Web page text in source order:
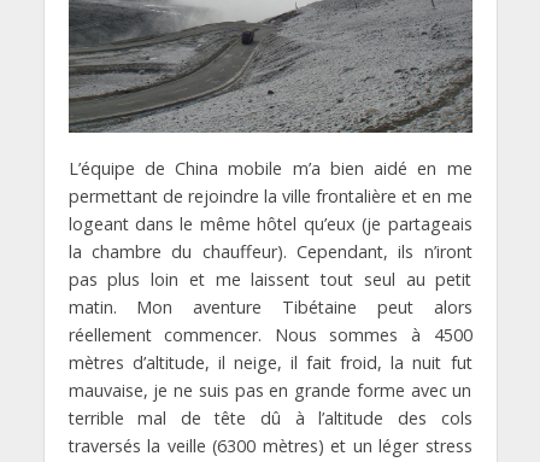
L’équipe de China mobile m’a bien aidé en me
permettant de rejoindre la ville frontalière et en me
logeant dans le même hôtel qu’eux (je partageais
la chambre du chauffeur). Cependant, ils n’iront
pas plus loin et me laissent tout seul au petit
matin. Mon aventure Tibétaine peut alors
réellement commencer. Nous sommes à 4500
mètres d’altitude, il neige, il fait froid, la nuit fut
mauvaise, je ne suis pas en grande forme avec un
terrible mal de tête dû à l’altitude des cols
traversés la veille (6300 mètres) et un léger stress